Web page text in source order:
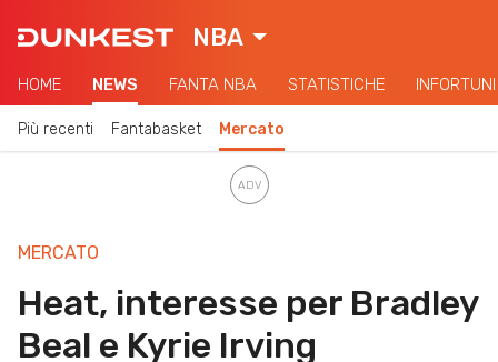
NBA
HOME NEWS FANTA NBA STATISTICHE INFORTUNI
Più recenti Fantabasket Mercato
MERCATO
Heat, interesse per Bradley
Beal e Kyrie Irving